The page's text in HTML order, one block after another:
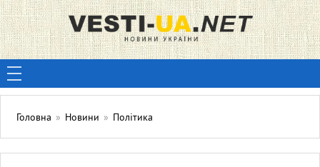
Головна » Новини » Політика